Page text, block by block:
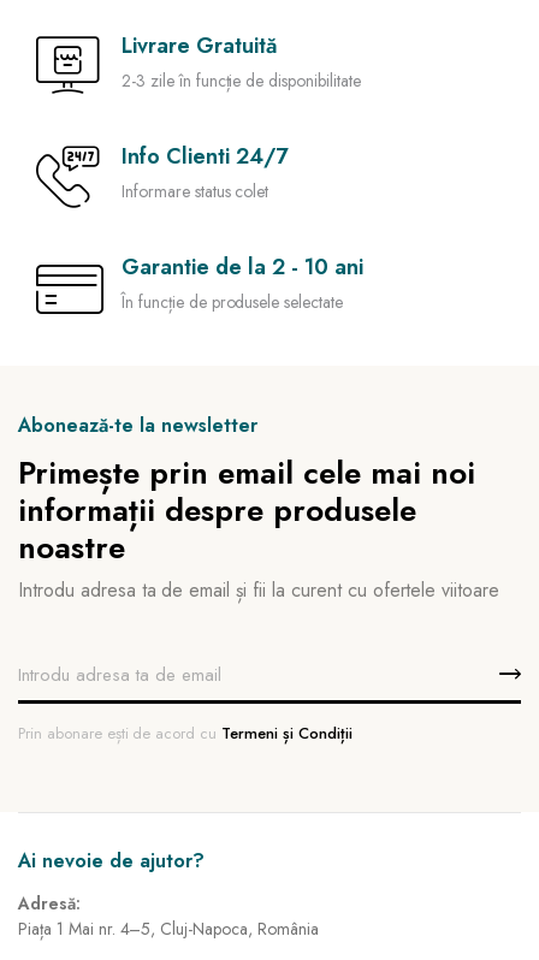
Livrare Gratuită
2-3 zile în funcție de disponibilitate
Info Clienti 24/7
Informare status colet
Garantie de la 2 - 10 ani
În funcție de produsele selectate
Abonează-te la newsletter
Primește prin email cele mai noi
informații despre produsele
noastre
Introdu adresa ta de email și fii la curent cu ofertele viitoare
Prin abonare ești de acord cu Termeni și Condiții
Ai nevoie de ajutor?
Adresă:
Piața 1 Mai nr. 4–5, Cluj-Napoca, România